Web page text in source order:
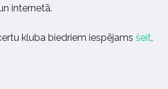
internetā.
kluba biedriem iespējams šeit.